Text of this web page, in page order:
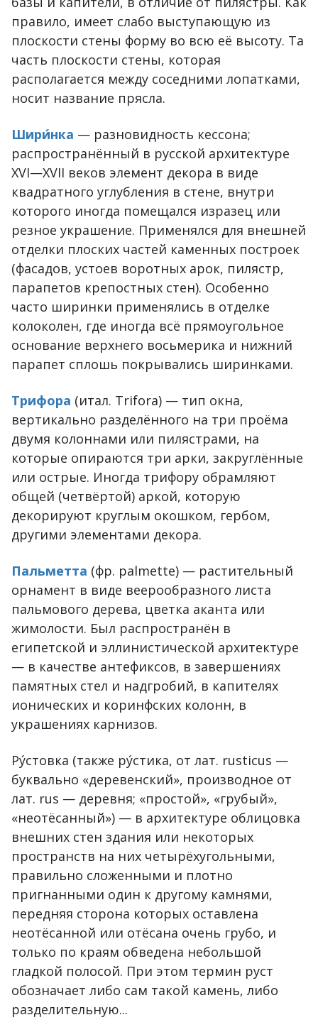
правило, имеет слабо выступающую из
плоскости стены форму во всю её высоту. Та
часть плоскости стены, котoрая
располагается между соседними лопатками,
носит название прясла.
Шири́нка — разновидность кессона;
распространённый в русской архитектуре
XVI—XVII веков элемент декора в виде
квадратного углубления в стене, внутри
которого иногда помещался изразец или
резное украшение. Применялся для внешней
отделки плоских частей каменных построек
(фасадов, устоев воротных арок, пилястр,
парапетов крепостных стен). Особенно
часто ширинки применялись в отделке
колоколен, где иногда всё прямоугольное
основание верхнего восьмерика и нижний
парапет сплошь покрывались ширинками.
Трифора (итал. Trifora) — тип окна,
вертикально разделённого на три проёма
двумя колоннами или пилястрами, на
которые опираются три арки, закруглённые
или острые. Иногда трифору обрамляют
общей (четвёртой) аркой, которую
декорируют круглым окошком, гербом,
другими элементами декора.
Пальметта (фр. palmette) — растительный
орнамент в виде веерообразного листа
пальмового дерева, цветка аканта или
жимолости. Был распространён в
египетской и эллинистической архитектуре
— в качестве антефиксов, в завершениях
памятных стел и надгробий, в капителях
ионических и коринфских колонн, в
украшениях карнизов.
Ру́стовка (также ру́стика, от лат. rusticus —
буквально «деревенский», производное от
лат. rus — деревня; «простой», «грубый»,
«неотёсанный») — в архитектуре облицовка
внешних стен здания или некоторых
пространств на них четырёхугольными,
правильно сложенными и плотно
пригнанными один к другому камнями,
передняя сторона которых оставлена
неотёсанной или отёсана очень грубо, и
только по краям обведена небольшой
гладкой полосой. При этом термин руст
обозначает либо сам такой камень, либо
разделительную...